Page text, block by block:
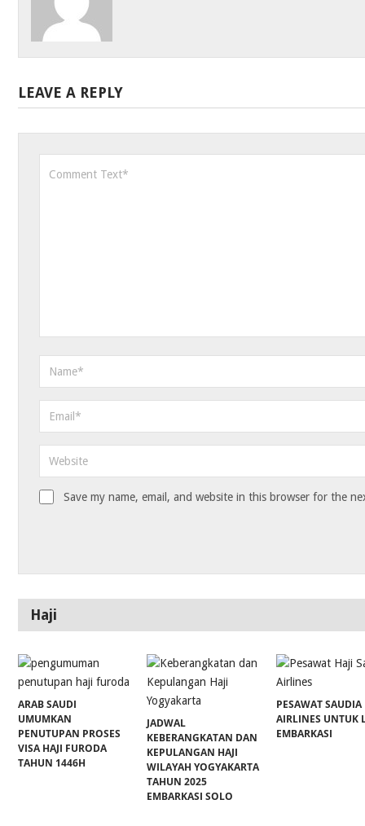
LEAVE A REPLY
Save my name, email, and website in this browser for the
Haji
ARAB SAUDI
UMUMKAN
PENUTUPAN PROSES
VISA HAJI FURODA
TAHUN 1446H
JADWAL
KEBERANGKATAN DAN
KEPULANGAN HAJI
WILAYAH YOGYAKARTA
TAHUN 2025
EMBARKASI SOLO
PESAWAT SAUDIA
AIRLINES UNTUK
EMBARKASI